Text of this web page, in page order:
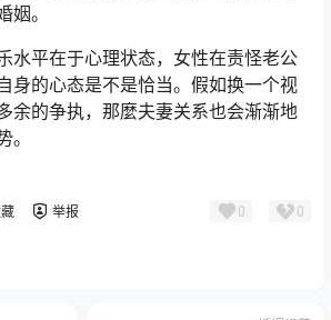
姻。
水平在于心理状态，女性在责怪老公
身的心态是不是恰当。假如换一个视
余的争执，那麼夫妻关系也会渐渐地
举报 0 0